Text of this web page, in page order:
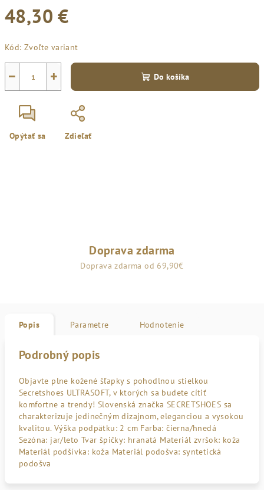
48,30 €
cena:
Kód: Zvoľte variant
+
− Do košíka
Opýtať sa Zdieľať
Doprava zdarma
Doprava zdarma od 69,90€
Popis Parametre Hodnotenie
Podrobný popis
Objavte plne kožené šľapky s pohodlnou stielkou
Secretshoes ULTRASOFT, v ktorých sa budete cítiť
komfortne a trendy! Slovenská značka SECRETSHOES sa
charakterizuje jedinečným dizajnom, eleganciou a vysokou
kvalitou. Výška podpätku: 2 cm Farba: čierna/hnedá
Sezóna: jar/leto Tvar špičky: hranatá Materiál zvršok: koža
Materiál podšívka: koža Materiál podošva: syntetická
podošva